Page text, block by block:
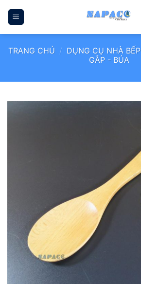
qua
TRANG CHỦ / DỤNG CỤ NHÀ BẾP
GẮP - BÚA